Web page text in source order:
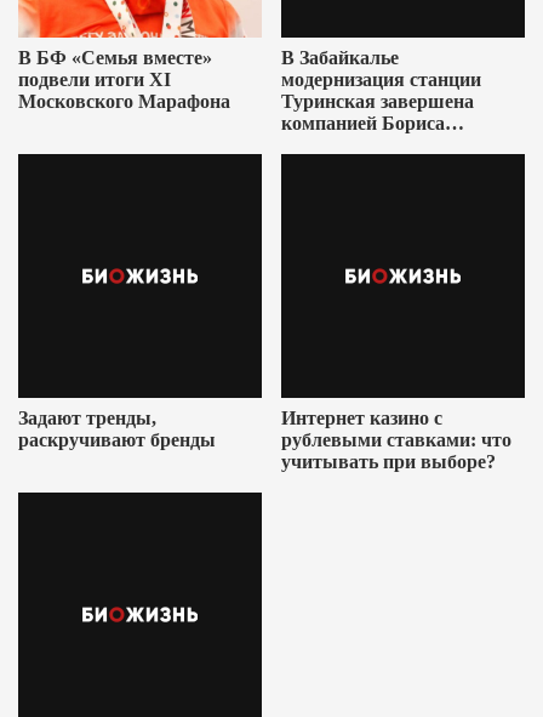
В БФ «Семья вместе»
подвели итоги XI
Московского Марафона
В Забайкалье
модернизация станции
Туринская завершена
компанией Бориса
Задают тренды,
раскручивают бренды
Интернет казино с
рублевыми ставками: что
учитывать при выборе?